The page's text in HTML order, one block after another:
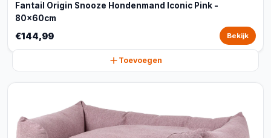
Fantail Origin Snooze Hondenmand Iconic Pink -
80x60cm
€144,99 Bekijk
Toevoegen